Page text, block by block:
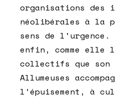
organisations des
néolibérales à la
sens de
enfin, comme elle
collectifs que son
Allumeuses
l’épuisement, à